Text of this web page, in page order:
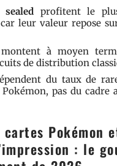
profitent le
leur valeur repose
montent à moyen
de distribution
du taux de
pas du cadre
Pokémon
: le